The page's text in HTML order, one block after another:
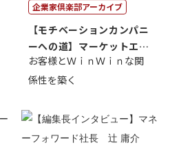
企業家倶楽部アーカイブ
【モチベーションカンパニ
ーへの道】マーケットエン
タープライズ...
お客様とＷｉｎＷｉｎな関
係性を築く